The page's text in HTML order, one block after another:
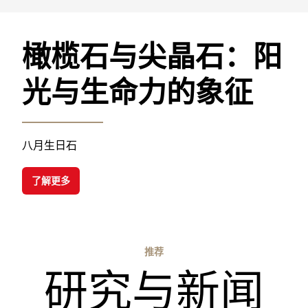
橄榄石与尖晶石：阳
光与生命力的象征
八月生日石
了解更多
推荐
研究与新闻